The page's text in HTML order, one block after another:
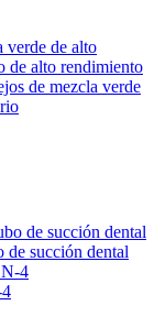
verde de alto
de alto rendimiento
de mezcla verde
de succión dental